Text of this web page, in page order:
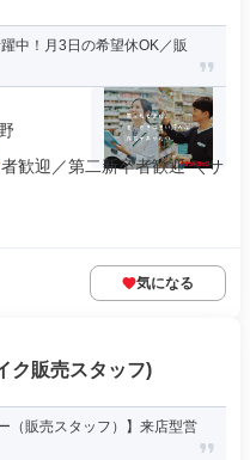
中！月3日の希望休OK／販
歓迎／第二新卒者歓迎 ＼サ
気になる
ク販売スタッフ)
（販売スタッフ）】来店型営